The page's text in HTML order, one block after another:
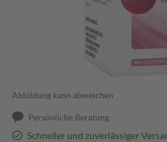
Abbildung kann abweichen
Persönliche Beratung
Schneller und zuverlässiger